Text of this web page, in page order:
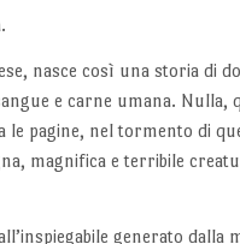
nasce così una storia di
e carne umana.
pagine, nel tormento di
magnifica e terribile
generato dalla